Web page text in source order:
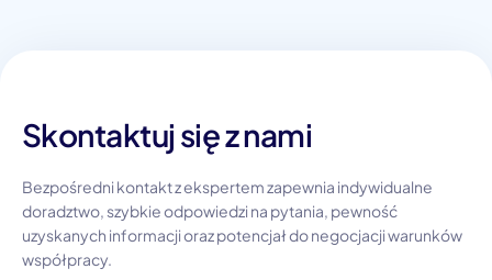
Skontaktuj się z nami
Bezpośredni kontakt z ekspertem zapewnia indywidualne
doradztwo, szybkie odpowiedzi na pytania, pewność
uzyskanych informacji oraz potencjał do negocjacji warunków
współpracy.